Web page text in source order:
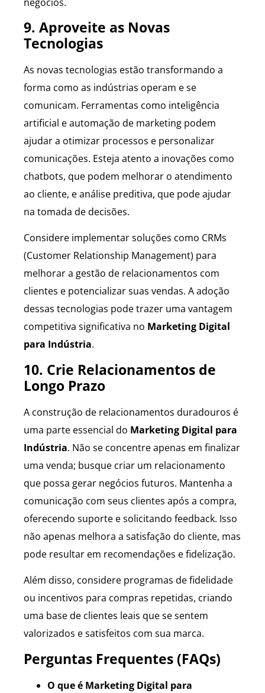
9. Aproveite as Novas
Tecnologias
As novas tecnologias estão transformando a
forma como as indústrias operam e se
comunicam. Ferramentas como inteligência
artificial e automação de marketing podem
ajudar a otimizar processos e personalizar
comunicações. Esteja atento a inovações como
chatbots, que podem melhorar o atendimento
ao cliente, e análise preditiva, que pode ajudar
na tomada de decisões.
Considere implementar soluções como CRMs
(Customer Relationship Management) para
melhorar a gestão de relacionamentos com
clientes e potencializar suas vendas. A adoção
dessas tecnologias pode trazer uma vantagem
competitiva significativa no Marketing Digital
para Indústria.
10. Crie Relacionamentos de
Longo Prazo
A construção de relacionamentos duradouros é
uma parte essencial do Marketing Digital para
Indústria. Não se concentre apenas em finalizar
uma venda; busque criar um relacionamento
que possa gerar negócios futuros. Mantenha a
comunicação com seus clientes após a compra,
oferecendo suporte e solicitando feedback. Isso
não apenas melhora a satisfação do cliente, mas
pode resultar em recomendações e fidelização.
Além disso, considere programas de fidelidade
ou incentivos para compras repetidas, criando
uma base de clientes leais que se sentem
valorizados e satisfeitos com sua marca.
Perguntas Frequentes (FAQs)
O que é Marketing Digital para